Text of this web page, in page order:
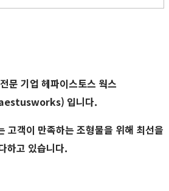
문 기업 헤파이스토스 웍스
입니다.
고객이 만족하는 조형물을 위해 최선을
하고 있습니다.